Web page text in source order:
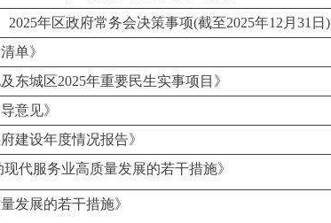
2025年区政府常务会决策事项(截至2025年12月31日)
单》
东城区2025年重要民生实事项目》
意见》
建设年度情况报告》
代服务业高质量发展的若干措施》
发展的若干措施》